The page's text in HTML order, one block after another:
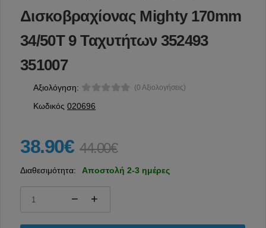
Δισκοβραχίονας Mighty 170mm
34/50T 9 Ταχυτήτων 352493
351007
Αξιολόγηση: (0 Αξιολογήσεις)
Κωδικός 020696
38.90€ 44.00€
Διαθεσιμότητα: Αποστολή 2-3 ημέρες